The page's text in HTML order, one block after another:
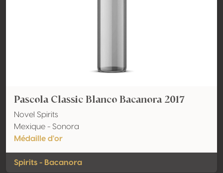
Pascola Classic Blanco Bacanora 2017
Novel Spirits
Mexique - Sonora
Médaille d'or
Spirits - Bacanora